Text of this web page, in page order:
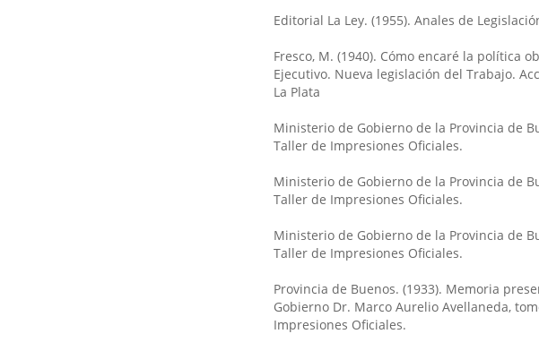
Editorial La Ley. (1955). Anales de
Fresco, M. (1940). Cómo encaré la política
Ejecutivo. Nueva legislación del Trabajo.
La Plata
Ministerio de Gobierno de la Provincia de
Taller de Impresiones Oficiales.
Ministerio de Gobierno de la Provincia de
Taller de Impresiones Oficiales.
Ministerio de Gobierno de la Provincia de
Taller de Impresiones Oficiales.
Provincia de Buenos. (1933). Memoria
Gobierno Dr. Marco Aurelio Avellaneda,
Impresiones Oficiales.